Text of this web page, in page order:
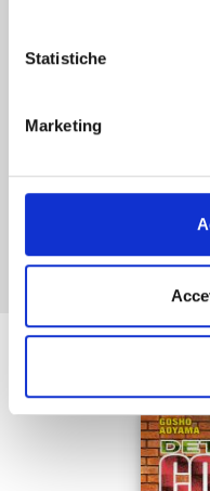
Statistiche
Marketing
Se ti è